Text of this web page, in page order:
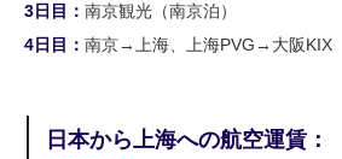
3日目： 南京観光（南京泊）
4日目： 南京→上海、上海PVG→大阪KIX
日本から上海への航空運賃：